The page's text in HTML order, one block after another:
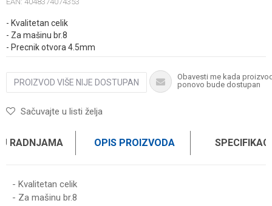
- Kvalitetan celik
- Za mašinu br.8
- Precnik otvora 4.5mm
PROIZVOD VIŠE NIJE DOSTUPAN
Obavesti me kada
ponovo bude dostupan
Sačuvajte u listi želja
RADNJAMA OPIS PROIZVODA
- Kvalitetan celik
- Za mašinu br.8